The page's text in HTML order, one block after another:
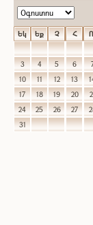
Եկ Եք Չ Հ
3
4 5 6
10
11 12 13
17
18 19 20
24
25 26 27
31